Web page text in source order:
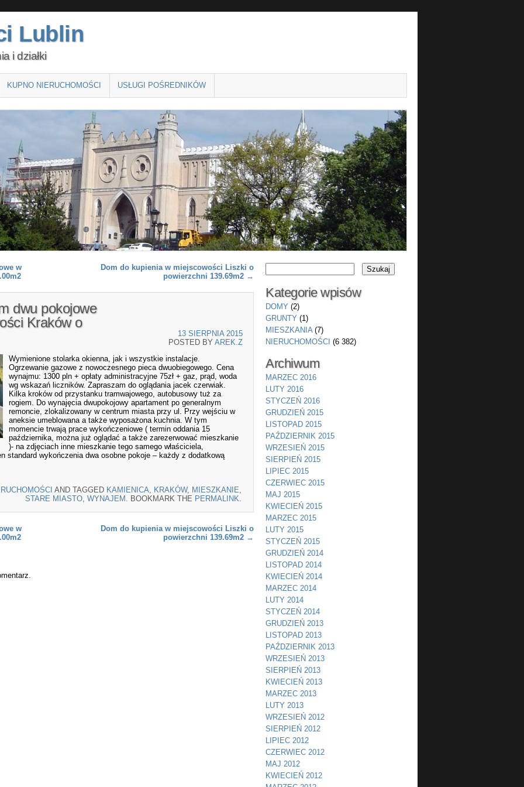
Lublin
i działki
KUPNO NIERUCHOMOŚCI USŁUGI POŚREDNIKÓW
w
Dom do kupienia w miejscowości Liszki o
powierzchni 139.69m2 →
dwu pokojowe
Kraków o
13 SIERPNIA 2015
POSTED BY AREK.Z
Wymienione stolarka okienna, jak i wszystkie instalacje.
Ogrzewanie gazowe z nowoczesnego pieca dwuobiegowego. Cena
wynajmu: 1300 pln + opłaty administracyjne 75zł + gaz, prąd, woda
wg wskazań liczników. Zapraszam do oglądania jacek czerwiak.
Kilka kroków od przystanku tramwajowego, autobusowy tuż za
rogiem. Do wynajęcia dwupokojowy apartament po generalnym
remoncie, zlokalizowany w centrum miasta przy ul. Przy wejściu w
aneksie umeblowana a także wyposażona kuchnia. W tym
momencie trwają prace wykończeniowe ( termin oddania 15
października, można już oglądać a także zarezerwować mieszkanie
)- na zdjęciach inne mieszkanie tego samego właściciela,
standard wykończenia dwa osobne pokoje – każdy z dodatkową
AND TAGGED KAMIENICA KRAKÓW, MIESZKANIE
STARE MIASTO WYNAJEM . BOOKMARK THE PERMALINK
w
Dom do kupienia w miejscowości Liszki o
powierzchni 139.69m2 →
Kategorie wpisów
DOMY (2)
GRUNTY (1)
MIESZKANIA(7)
NIERUCHOMOŚCI (6 382)
Archiwum
MARZEC 2016
LUTY 2016
STYCZEŃ 2016
GRUDZIEŃ 2015
LISTOPAD 2015
PAŹDZIERNIK 2015
WRZESIEŃ 2015
SIERPIEŃ 2015
LIPIEC 2015
CZERWIEC 2015
MAJ 2015
KWIECIEŃ 2015
MARZEC 2015
LUTY 2015
STYCZEŃ 2015
GRUDZIEŃ 2014
LISTOPAD 2014
KWIECIEŃ 2014
MARZEC 2014
LUTY 2014
STYCZEŃ 2014
GRUDZIEŃ 2013
LISTOPAD 2013
PAŹDZIERNIK 2013
WRZESIEŃ 2013
SIERPIEŃ 2013
KWIECIEŃ 2013
MARZEC 2013
LUTY 2013
WRZESIEŃ 2012
SIERPIEŃ 2012
LIPIEC 2012
CZERWIEC 2012
MAJ 2012
KWIECIEŃ 2012